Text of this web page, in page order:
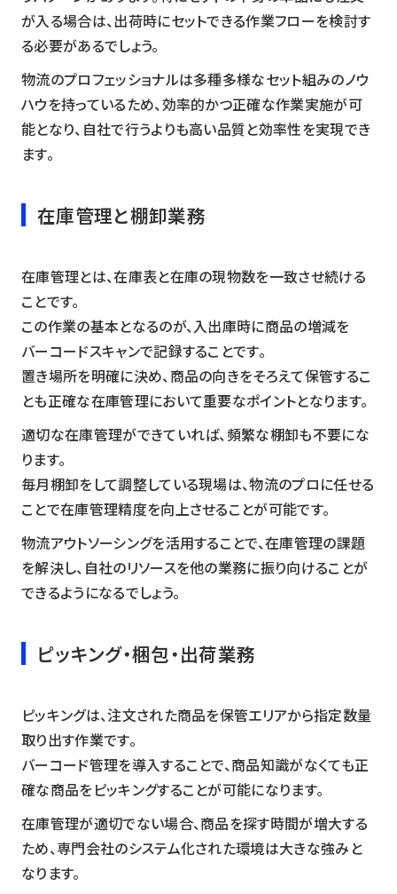
が入る場合は、出荷時にセットできる作業フローを検討す
る必要があるでしょう。
物流のプロフェッショナルは多種多様なセット組みのノウ
ハウを持っているため、効率的かつ正確な作業実施が可
能となり、自社で行うよりも高い品質と効率性を実現でき
ます。
在庫管理と棚卸業務
在庫管理とは、在庫表と在庫の現物数を一致させ続ける
ことです。
この作業の基本となるのが、入出庫時に商品の増減を
バーコードスキャンで記録することです。
置き場所を明確に決め、商品の向きをそろえて保管するこ
とも正確な在庫管理において重要なポイントとなります。
適切な在庫管理ができていれば、頻繁な棚卸も不要にな
ります。
毎月棚卸をして調整している現場は、物流のプロに任せる
ことで在庫管理精度を向上させることが可能です。
物流アウトソーシングを活用することで、在庫管理の課題
を解決し、自社のリソースを他の業務に振り向けることが
できるようになるでしょう。
ピッキング・梱包・出荷業務
ピッキングは、注文された商品を保管エリアから指定数量
取り出す作業です。
バーコード管理を導入することで、商品知識がなくても正
確な商品をピッキングすることが可能になります。
在庫管理が適切でない場合、商品を探す時間が増大する
ため、専門会社のシステム化された環境は大きな強みと
なります。